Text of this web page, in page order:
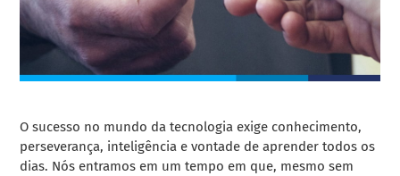
O sucesso no mundo da tecnologia exige conhecimento,
perseverança, inteligência e vontade de aprender todos os
dias. Nós entramos em um tempo em que, mesmo sem